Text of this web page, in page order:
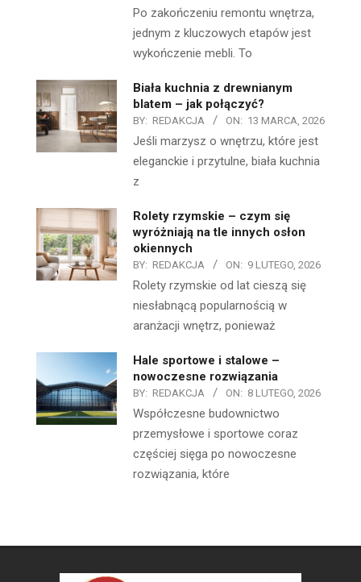
Po zakończeniu remontu wnętrza,
jednym z kluczowych etapów jest
wykończenie mebli. To
Biała kuchnia z drewnianym
blatem – jak połączyć?
BY: REDAKCJA ON: 13 MARCA, 2026
Jeśli marzysz o wnętrzu, które jest
eleganckie i przytulne, biała kuchnia
z
Rolety rzymskie – czym się
wyróżniają na tle innych osłon
okiennych
BY: REDAKCJA ON: 9 LUTEGO, 2026
Rolety rzymskie od lat cieszą się
niesłabnącą popularnością w
aranżacji wnętrz, ponieważ
Hale sportowe i stalowe –
nowoczesne rozwiązania
BY: REDAKCJA ON: 8 LUTEGO, 2026
Współczesne budownictwo
przemysłowe i sportowe coraz
częściej sięga po nowoczesne
rozwiązania, które